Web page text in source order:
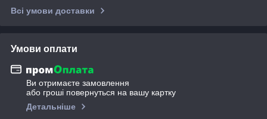
Всі умови доставки
Умови оплати
Ви отримаєте замовлення
або гроші повернуться на вашу картку
Детальніше